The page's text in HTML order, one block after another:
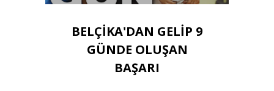
BELÇİKA'DAN GELİP 9
GÜNDE OLUŞAN
BAŞARI